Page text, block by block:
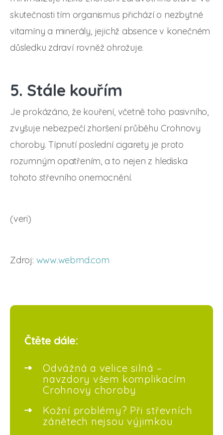
Čtěte dále:
Odvážná a velice silná –
navzdory všem komplikacím
Crohnovy choroby
Kožní problémy? Při střevních
zánětech nejsou výjimkou
skutečnosti tím organismus přichází o nezbytné
vitamíny a minerály, jejichž absence v konečném
důsledku zdraví rovněž ohrožuje.
5. Stále kouřím
Je prokázáno, že kouření, včetně toho pasivního,
zvyšuje nebezpečí zhoršení průběhu Crohnovy
choroby. Típnutí poslední cigarety je proto
rozumným opatřením, a to nejen z hlediska
tohoto střevního onemocnění.
(veri)
Zdroj: www.webmd.com